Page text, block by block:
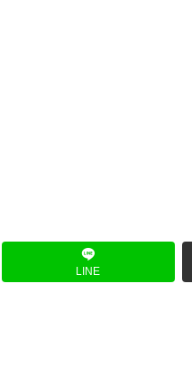
LINE